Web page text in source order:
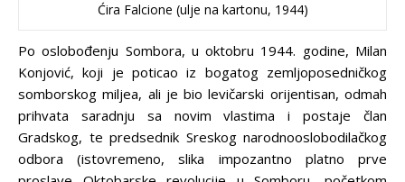
Ćira Falcione (ulje na kartonu, 1944)
Po oslobođenju Sombora, u oktobru 1944. godine, Milan
Konjović, koji je poticao iz bogatog zemljoposedničkog
somborskog miljea, ali je bio levičarski orijentisan, odmah
prihvata saradnju sa novim vlastima i postaje član
Gradskog, te predsednik Sreskog narodnooslobodilačkog
odbora (istovremeno, slika impozantno platno prve